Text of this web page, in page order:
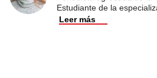
Estudiante de la
Leer más